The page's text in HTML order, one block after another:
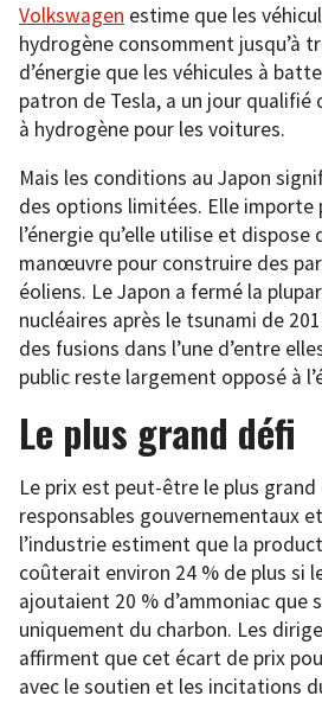
Volkswagen estime que les
hydrogène consomment jusqu’à
d’énergie que les véhicules à
patron de Tesla, a un jour qualifié
à hydrogène pour les voitures.
Mais les conditions au Japon
des options limitées. Elle importe
l’énergie qu’elle utilise et dispose
manœuvre pour construire des
éoliens. Le Japon a fermé la
nucléaires après le tsunami de
des fusions dans l’une d’entre
public reste largement opposé à
Le plus grand défi
Le prix est peut-être le plus
responsables gouvernementaux
l’industrie estiment que la
coûterait environ 24 % de plus si
ajoutaient 20 % d’ammoniac que
uniquement du charbon. Les
affirment que cet écart de prix
avec le soutien et les incitations